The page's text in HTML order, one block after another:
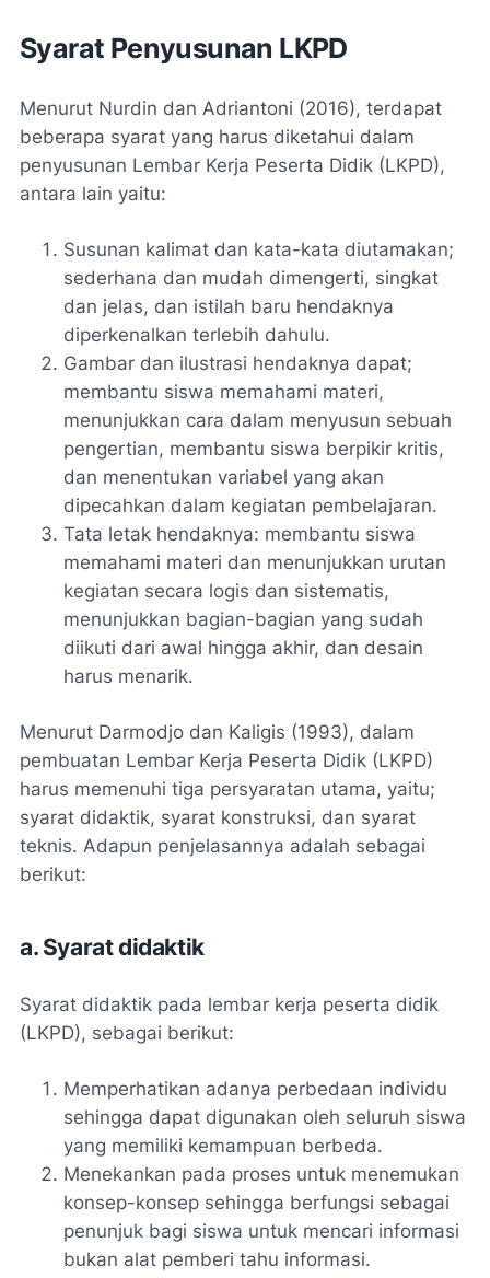
Syarat Penyusunan LKPD
Menurut Nurdin dan Adriantoni (2016), terdapat
beberapa syarat yang harus diketahui dalam
penyusunan Lembar Kerja Peserta Didik (LKPD),
antara lain yaitu:
Susunan kalimat dan kata-kata diutamakan;
sederhana dan mudah dimengerti, singkat
dan jelas, dan istilah baru hendaknya
diperkenalkan terlebih dahulu.
Gambar dan ilustrasi hendaknya dapat;
membantu siswa memahami materi,
menunjukkan cara dalam menyusun sebuah
pengertian, membantu siswa berpikir kritis,
dan menentukan variabel yang akan
dipecahkan dalam kegiatan pembelajaran.
Tata letak hendaknya: membantu siswa
memahami materi dan menunjukkan urutan
kegiatan secara logis dan sistematis,
menunjukkan bagian-bagian yang sudah
diikuti dari awal hingga akhir, dan desain
harus menarik.
Menurut Darmodjo dan Kaligis (1993), dalam
pembuatan Lembar Kerja Peserta Didik (LKPD)
harus memenuhi tiga persyaratan utama, yaitu;
syarat didaktik, syarat konstruksi, dan syarat
teknis. Adapun penjelasannya adalah sebagai
berikut:
a. Syarat didaktik
Syarat didaktik pada lembar kerja peserta didik
(LKPD), sebagai berikut:
Memperhatikan adanya perbedaan individu
sehingga dapat digunakan oleh seluruh siswa
yang memiliki kemampuan berbeda.
Menekankan pada proses untuk menemukan
konsep-konsep sehingga berfungsi sebagai
penunjuk bagi siswa untuk mencari informasi
bukan alat pemberi tahu informasi.